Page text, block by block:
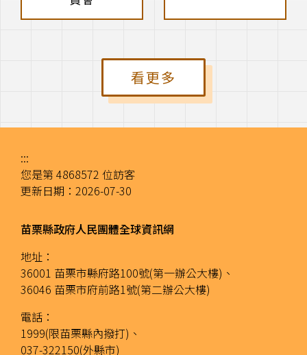
行政院原住民委員
行政院青年輔導委
看更多
:::
您是第 4868572 位訪客
更新日期： 2026-07-30
苗栗縣政府人民團體全球資訊網
地址：
36001 苗栗市縣府路100號(第一辦公大樓)、
36046 苗栗市府前路1號(第二辦公大樓)
電話：
1999(限苗栗縣內撥打)、
037-322150(外縣市)